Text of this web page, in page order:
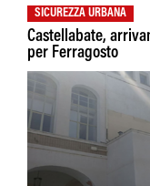
SICUREZZA URBANA
Castellabate,
per Ferragosto